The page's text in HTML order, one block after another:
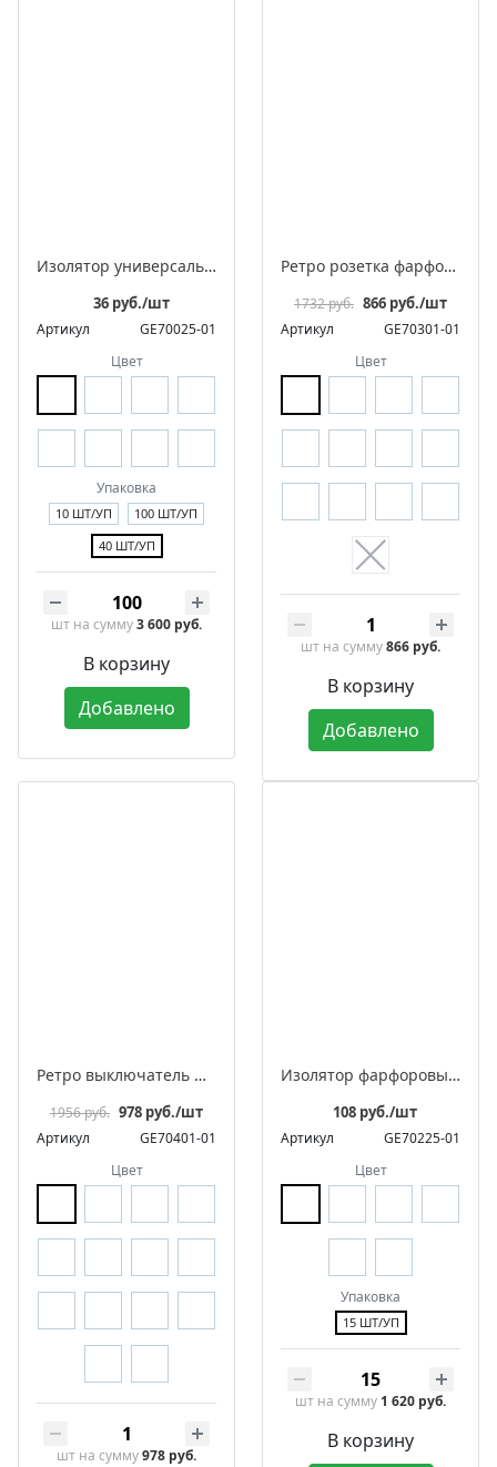
Изолятор универсальный фарфоровый для 2-3 жильного провода
36 руб./шт
Артикул
GE70025-01
Цвет
Упаковка
10 ШТ/УП
100 ШТ/УП
40 ШТ/УП
шт на сумму3 600 руб.
В корзину
Добавлено
Ретро розетка фарфоровая с заземляющим контактом, серия «МезонинЪ», разборная конструкция
1732 руб. 866 руб./шт
Артикул
GE70301-01
Цвет
шт на сумму866 руб.
В корзину
Добавлено
Ретро выключатель фарфоровый поворотный на 4 положения двухклавишный, серия «МезонинЪ», разборная конструкция
1956 руб. 978 руб./шт
Артикул
GE70401-01
Цвет
шт на сумму978 руб.
Изолятор фарфоровый двойной для наружного монтажа витой электропроводки
108 руб./шт
Артикул
GE70225-01
Цвет
Упаковка
15 ШТ/УП
шт на сумму 1 620 руб.
В корзину